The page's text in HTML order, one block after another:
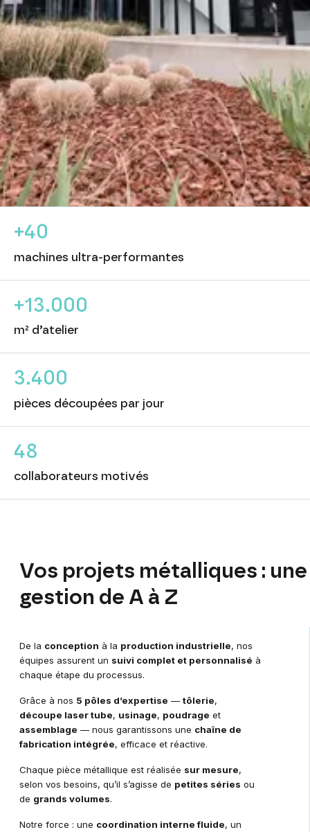
Keynumbers
+40
machines ultra-performantes
+13.000
m² d’atelier
3.400
pièces découpées par jour
48
collaborateurs motivés
Vos projets métalliques : une
gestion de A à Z
De la conception à la production industrielle, nos
équipes assurent un suivi complet et personnalisé à
chaque étape du processus.
Grâce à nos 5 pôles d’expertise — tôlerie,
découpe laser tube, usinage, poudrage et
assemblage — nous garantissons une chaîne de
fabrication intégrée, efficace et réactive.
Chaque pièce métallique est réalisée sur mesure,
selon vos besoins, qu’il s’agisse de petites séries ou
de grands volumes.
Notre force : une coordination interne fluide, un